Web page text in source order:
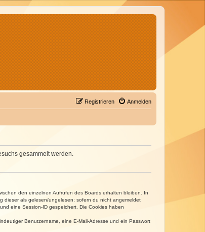
Anmelden
Registrieren
gesammelt werden.
den einzelnen Aufrufen des Boards erhalten bleiben. In
dieser als gelesen/ungelesen; sofern du nicht angemeldet
eine Session-ID gespeichert. Die Cookies haben
Benutzername, eine E-Mail-Adresse und ein Passwort